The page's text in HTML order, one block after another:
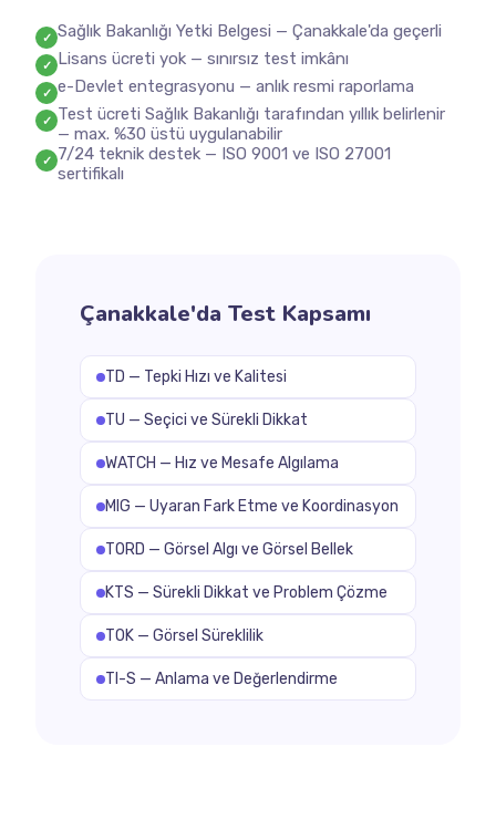
✓ Sağlık Bakanlığı Yetki Belgesi — Çanakkale'da geçerli
✓ Lisans ücreti yok — sınırsız test imkânı
✓ e-Devlet entegrasyonu — anlık resmi raporlama
✓ Test ücreti Sağlık Bakanlığı tarafından yıllık belirlenir
— max. %30 üstü uygulanabilir
✓ 7/24 teknik destek — ISO 9001 ve ISO 27001
sertifikalı
Çanakkale'da Test Kapsamı
TD — Tepki Hızı ve Kalitesi
TU — Seçici ve Sürekli Dikkat
WATCH — Hız ve Mesafe Algılama
MIG — Uyaran Fark Etme ve Koordinasyon
TORD — Görsel Algı ve Görsel Bellek
KTS — Sürekli Dikkat ve Problem Çözme
TOK — Görsel Süreklilik
TI-S — Anlama ve Değerlendirme